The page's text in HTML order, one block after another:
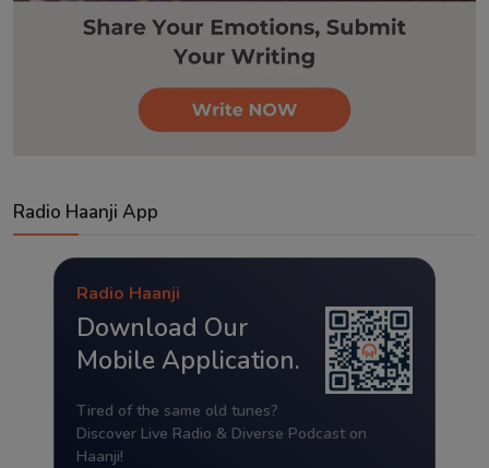
Radio Haanji App
Radio Haanji
Download Our
Mobile Application.
Tired of the same old tunes?
Discover Live Radio & Diverse Podcast on
Haanji!